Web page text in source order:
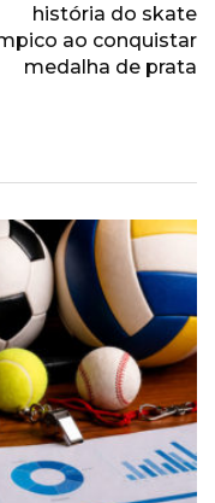
história do skate
ao conquistar
medalha de prata